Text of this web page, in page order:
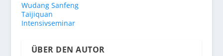
Wudang Sanfeng
Taijiquan
Intensivseminar
ÜBER DEN AUTOR